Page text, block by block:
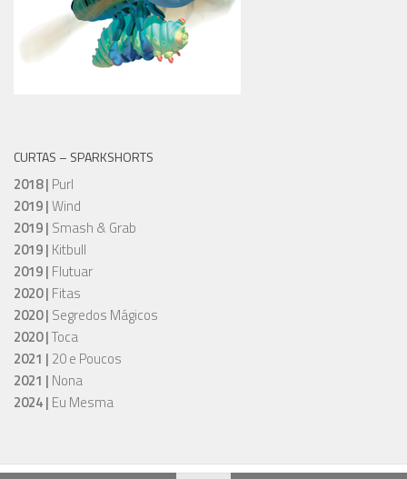
CURTAS – SPARKSHORTS
2018 | Purl
2019 |Wind
2019 | Smash & Grab
2019 | Kitbull
2019 | Flutuar
2020 | Fitas
2020 | Segredos Mágicos
2020 |Toca
2021 | 20 e Poucos
2021 | Nona
2024 | Eu Mesma